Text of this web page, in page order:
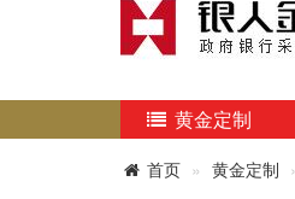
黄金定制
首页 黄金定制